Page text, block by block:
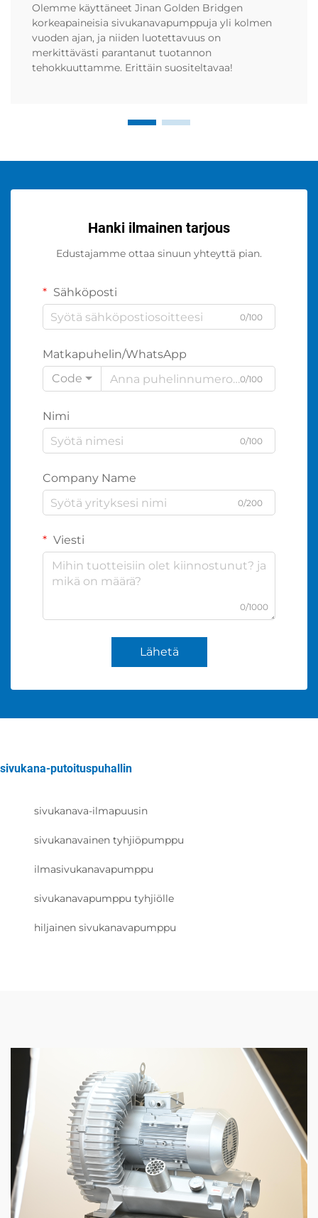
Olemme käyttäneet Jinan Golden Bridgen
korkeapaineisia sivukanavapumppuja yli kolmen
vuoden ajan, ja niiden luotettavuus on
merkittävästi parantanut tuotannon
tehokkuuttamme. Erittäin suositeltavaa!
Hanki ilmainen tarjous
Edustajamme ottaa sinuun yhteyttä pian.
Sähköposti
0/100
Matkapuhelin/WhatsApp
Code
0/100
Nimi
0/100
Company Name
0/200
Viesti
0/1000
Lähetä
sivukana-putoituspuhallin
sivukanava-ilmapuusin
sivukanavainen tyhjiöpumppu
ilmasivukanavapumppu
sivukanavapumppu tyhjiölle
hiljainen sivukanavapumppu